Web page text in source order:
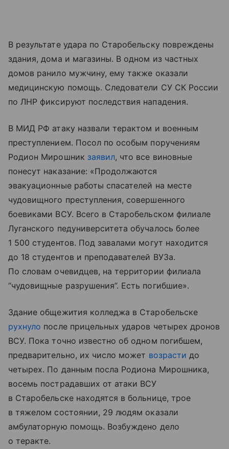
В результате удара по Старобельску повреждены
здания, дома и магазины. В одном из частных
домов ранило мужчину, ему также оказали
медицинскую помощь. Следователи СУ СК России
по ЛНР фиксируют последствия нападения.
В МИД РФ атаку назвали терактом и военным
преступлением. Посол по особым поручениям
Родион Мирошник заявил, что все виновные
понесут наказание: «Продолжаются
эвакуационные работы спасателей на месте
чудовищного преступления, совершенного
боевиками ВСУ. Всего в Старобельском филиале
Луганского педуниверситета обучалось более
1 500 студентов. Под завалами могут находится
до 18 студентов и преподавателей ВУЗа.
По словам очевидцев, на территории филиала
“чудовищные разрушения”. Есть погибшие».
Здание общежития колледжа в Старобельске
рухнуло после прицельных ударов четырех дронов
ВСУ. Пока точно известно об одном погибшем,
предварительно, их число может возрасти до
четырех. По данным посла Родиона Мирошника,
восемь пострадавших от атаки ВСУ
в Старобельске находятся в больнице, трое
в тяжелом состоянии, 29 людям оказали
амбулаторную помощь. Возбуждено дело
о теракте.